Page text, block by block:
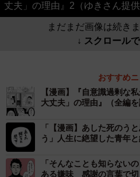
丈夫」の理由』2（ゆきさん提供
まだまだ画像は続き
↓ スクロール
おすすめ
【漫画】『自意識過剰な
大丈夫」の理由』（全編を
「【漫画】あした死のう
う」人生に絶望した青年
「そんなことも知らない
ある嫌味 感謝の言葉で切